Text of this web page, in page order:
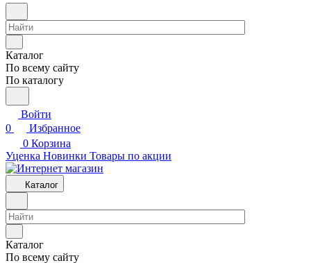
Каталог
По всему сайту
По каталогу
Войти
0
Избранное
0 Корзина
Уценка Новинки Товары по акции
Каталог
Каталог
По всему сайту